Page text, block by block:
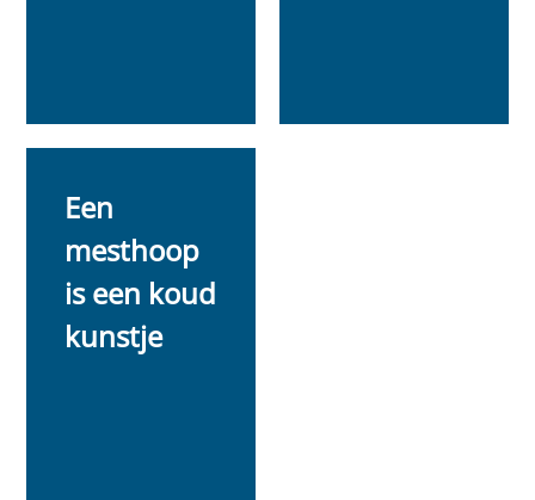
Een
mesthoop
is een koud
kunstje